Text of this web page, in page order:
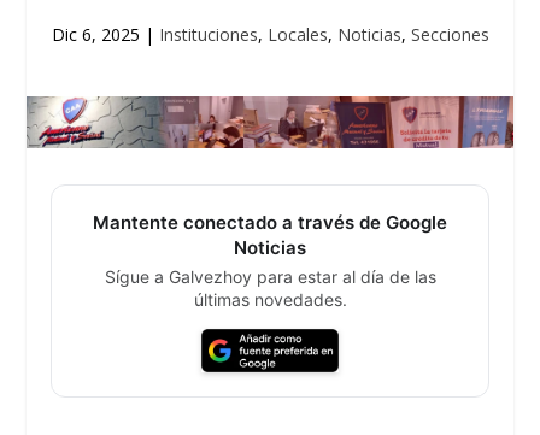
Dic 6, 2025 | Instituciones, Locales, Noticias, Secciones
Mantente conectado a través de Google
Noticias
Sígue a Galvezhoy para estar al día de las
últimas novedades.